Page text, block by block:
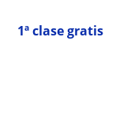
1ª clase gratis